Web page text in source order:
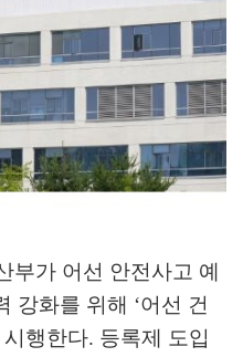
부가 어선 안전사고 예
강화를 위해 ‘어선 건
행한다. 등록제 도입